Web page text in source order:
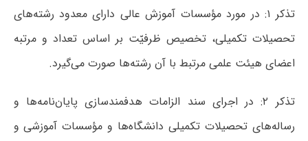
تذکر ۱: در مورد مؤسسات آموزش عالی دارای معدود رشته‌های
تحصیلات تکمیلی، تخصیص ظرفیّت بر اساس تعداد و مرتبه
اعضای هیئت علمی مرتبط با آن رشته‌ها صورت می‌گیرد.
تذکر ۲: در اجرای سند الزامات هدفمندسازی پایان‌نامه‌ها و
رساله‌های تحصیلات تکمیلی دانشگاه‌ها و مؤسسات آموزشی و